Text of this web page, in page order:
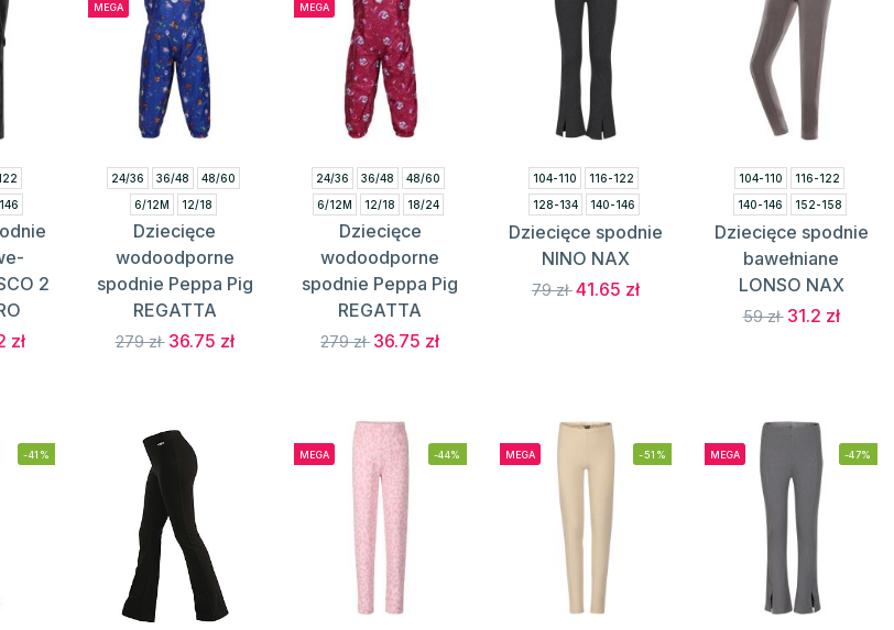
2
zł
MEGA
24/36 36/48
48/60
6/12M
12/18
Dziecięce
wodoodporne
spodnie Peppa Pig
REGATTA
279 zł 36.75 zł
MEGA
24/36 36/48
48/60
6/12M
12/18 18/24
Dziecięce
wodoodporne
spodnie Peppa Pig
REGATTA
279 zł 36.75 zł
104-110
116-122
128-134
140-146
152-158
Dziecięce spodnie
NINO NAX
79 zł41.65 zł
104-110
116-122
140-146
152-158
164-170
Dziecięce spodnie
bawełniane
LONSO NAX
59 zł 31.2 zł
-41% MEGA -44% MEGA -51% MEGA -47%